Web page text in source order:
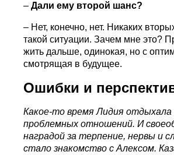
–Дали ему второй шанс?
– Нет, конечно, нет. Никаких
такой ситуации. Зачем мне это?
жить дальше, одинокая, но с
смотрящая в будущее.
Ошибки и
Какое-то время Лидия
проблемных отношений. И
наградой за терпение, нервы и
стало знакомство с Алексом.